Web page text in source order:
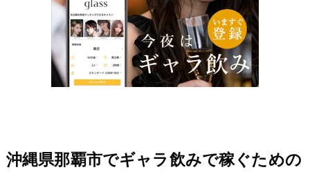
沖縄県那覇市でギャラ飲みで稼ぐための